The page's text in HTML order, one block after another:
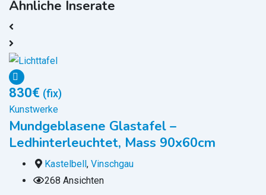
Ähnliche Inserate
830€ (fix)
Kunstwerke
Mundgeblasene Glastafel –
Ledhinterleuchtet, Mass 90x60cm
Kastelbell, Vinschgau
268 Ansichten